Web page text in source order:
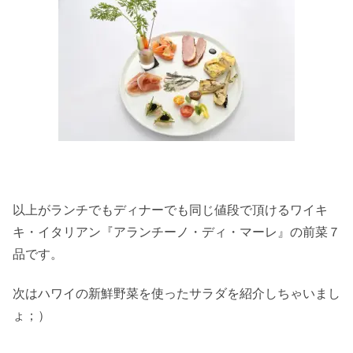
以上がランチでもディナーでも同じ値段で頂けるワイキ
キ・イタリアン『アランチーノ・ディ・マーレ』の前菜７
品です。
次はハワイの新鮮野菜を使ったサラダを紹介しちゃいまし
ょ；）